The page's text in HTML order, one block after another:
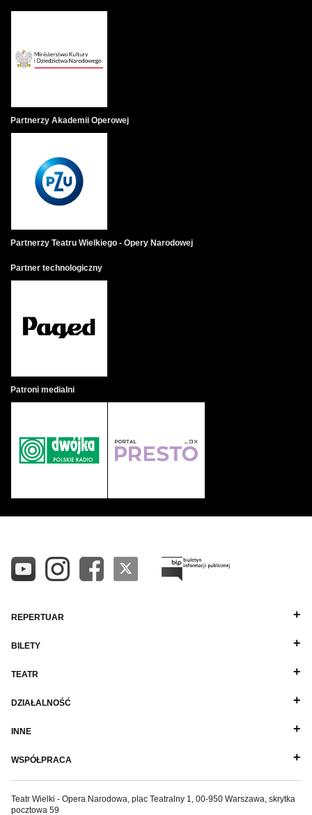
Partnerzy Akademii Operowej
Partnerzy Teatru Wielkiego - Opery Narodowej
Partner technologiczny
Patroni medialni
REPERTUAR
BILETY
TEATR
DZIAŁALNOŚĆ
INNE
WSPÓŁPRACA
Teatr Wielki - Opera Narodowa, plac Teatralny 1, 00-950 Warszawa, skrytka
pocztowa 59